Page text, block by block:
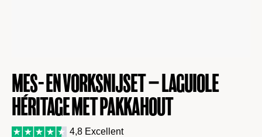
Mes- en vorksnijset – Laguiole
Héritage met pakkahout
4,8 Excellent